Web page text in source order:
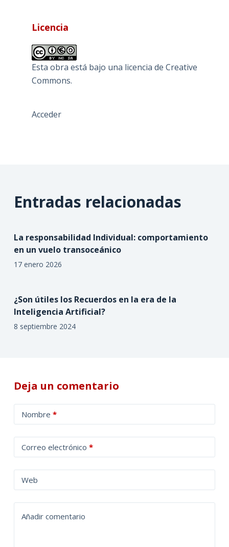
Licencia
Esta obra está bajo una licencia de Creative
Commons.
Acceder
Entradas relacionadas
La responsabilidad Individual: comportamiento
en un vuelo transoceánico
17 enero 2026
¿Son útiles los Recuerdos en la era de la
Inteligencia Artificial?
8 septiembre 2024
Deja un comentario
Nombre *
Correo electrónico *
Web
Añadir comentario
l
t
a
t